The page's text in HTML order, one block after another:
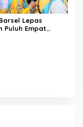
Lepas
Puluh Empat